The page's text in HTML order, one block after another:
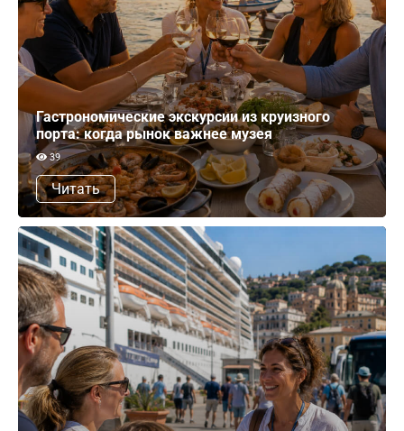
Гастрономические экскурсии из круизного
порта: когда рынок важнее музея
39
Читать